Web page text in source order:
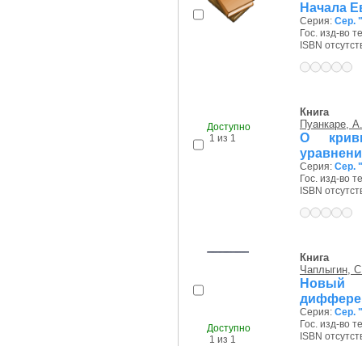
Начала
Серия: Сер.
Гос. изд-во
ISBN
Доступно
1 из 1
Книга
Пуанкаре, А.
О
Серия: Сер.
Гос. изд-во
ISBN
Доступно
1 из 1
Книга
Чаплыгин,
Новый
Серия: Сер.
Гос. изд-во
ISBN